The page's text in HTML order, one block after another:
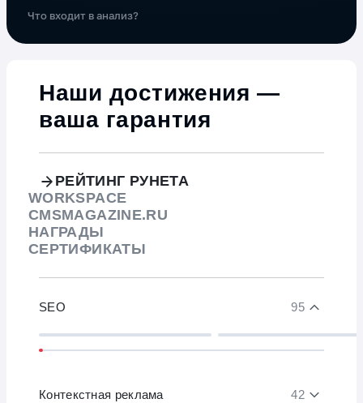
Что входит в анализ?
Наши достижения —
ваша гарантия
РЕЙТИНГ РУНЕТА
WORKSPACE
CMSMAGAZINE.RU
НАГРАДЫ
СЕРТИФИКАТЫ
SEO 95
Контекстная реклама 42